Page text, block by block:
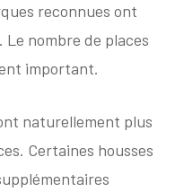
reconnues ont
nombre de places
important.
naturellement plus
Certaines housses